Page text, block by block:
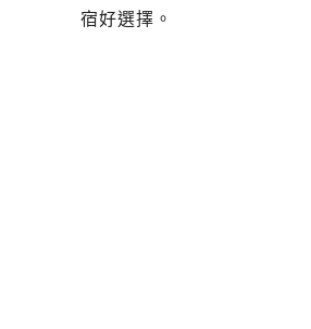
宿好選擇。